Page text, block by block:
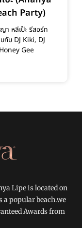
Party)
า หลีเป๊ะ รีสอร์ท
บ DJ Kiki, DJ
Gee
Lipe is located on
popular beach.we
Awards from